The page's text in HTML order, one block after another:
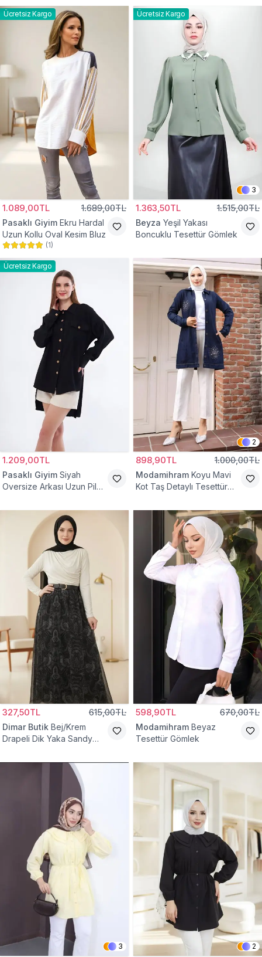
Ücretsiz Kargo
1.089,00TL 1.689,00TL
Pasaklı Giyim Ekru Hardal
Uzun Kollu Oval Kesim Bluz
(1)
Ücretsiz Kargo
3
1.363,50TL 1.515,00TL
Beyza Yeşil Yakası
Boncuklu Tesettür Gömlek
Ücretsiz Kargo
1.209,00TL
Pasaklı Giyim Siyah
Oversize Arkası Uzun Pileli
2
898,90TL 1.000,00TL
Modamihram Koyu Mavi
Kot Taş Detaylı Tesettür
327,50TL 615,00TL
Dimar Butik Bej/Krem
Drapeli Dik Yaka Sandy
598,90TL 670,00TL
Modamihram Beyaz
Tesettür Gömlek
3 2